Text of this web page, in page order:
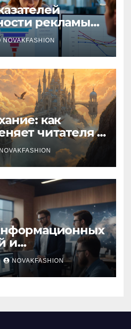
рекламы
точек
NOVAKFASHION
как
читателя и
и
решения
NOVAKFASHION